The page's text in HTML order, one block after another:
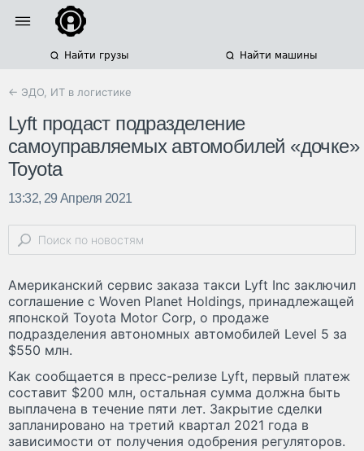
Найти грузы Найти машины
← ЭДО, ИТ в логистике
Lyft продаст подразделение
самоуправляемых автомобилей «дочке»
Toyota
13:32, 29 Апреля 2021
Американский сервис заказа такси Lyft Inc заключил
соглашение с Woven Planet Holdings, принадлежащей
японской Toyota Motor Corp, о продаже
подразделения автономных автомобилей Level 5 за
$550 млн.
Как сообщается в пресс-релизе Lyft, первый платеж
составит $200 млн, остальная сумма должна быть
выплачена в течение пяти лет. Закрытие сделки
запланировано на третий квартал 2021 года в
зависимости от получения одобрения регуляторов.